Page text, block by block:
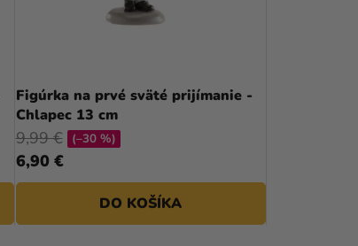
Figúrka na prvé sväté prijímanie -
Chlapec 13 cm
6,90 €
9,99 € (–30 %)
DO KOŠÍKA